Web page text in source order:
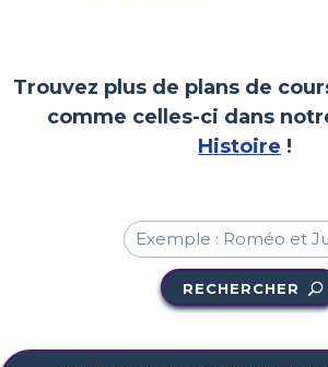
Trouvez plus de plans de
comme celles-ci dans
Histoire !
RECHERCHER